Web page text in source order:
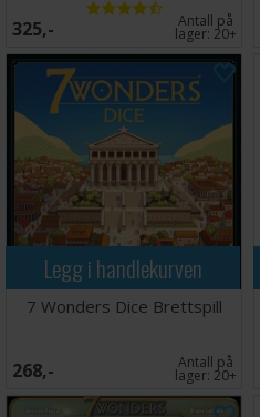
325,- Antall på
lager: 20+
Legg i handlekurven
7 Wonders Dice Brettspill
268,- Antall på
lager: 20+